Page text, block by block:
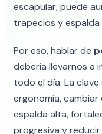
escapular, puede
trapecios y espalda
Por eso, hablar de
debería llevarnos a
todo el día. La
ergonomía,
espalda alta,
progresiva y